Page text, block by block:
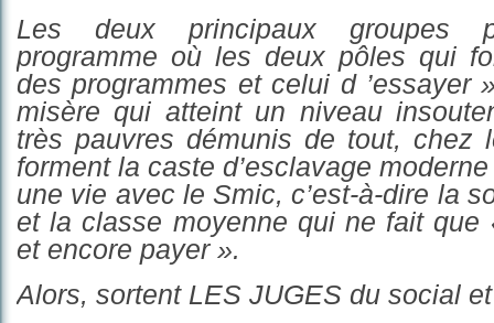
Les deux principaux groupes
programme où les deux pôles qui
des programmes et celui d ’essayer
misère qui atteint un niveau
très pauvres démunis de tout, chez
forment la caste d’esclavage
une vie avec le Smic, c’est-à-dire la
et la classe moyenne qui ne fait que
et encore payer ».
Alors, sortent LES JUGES du social